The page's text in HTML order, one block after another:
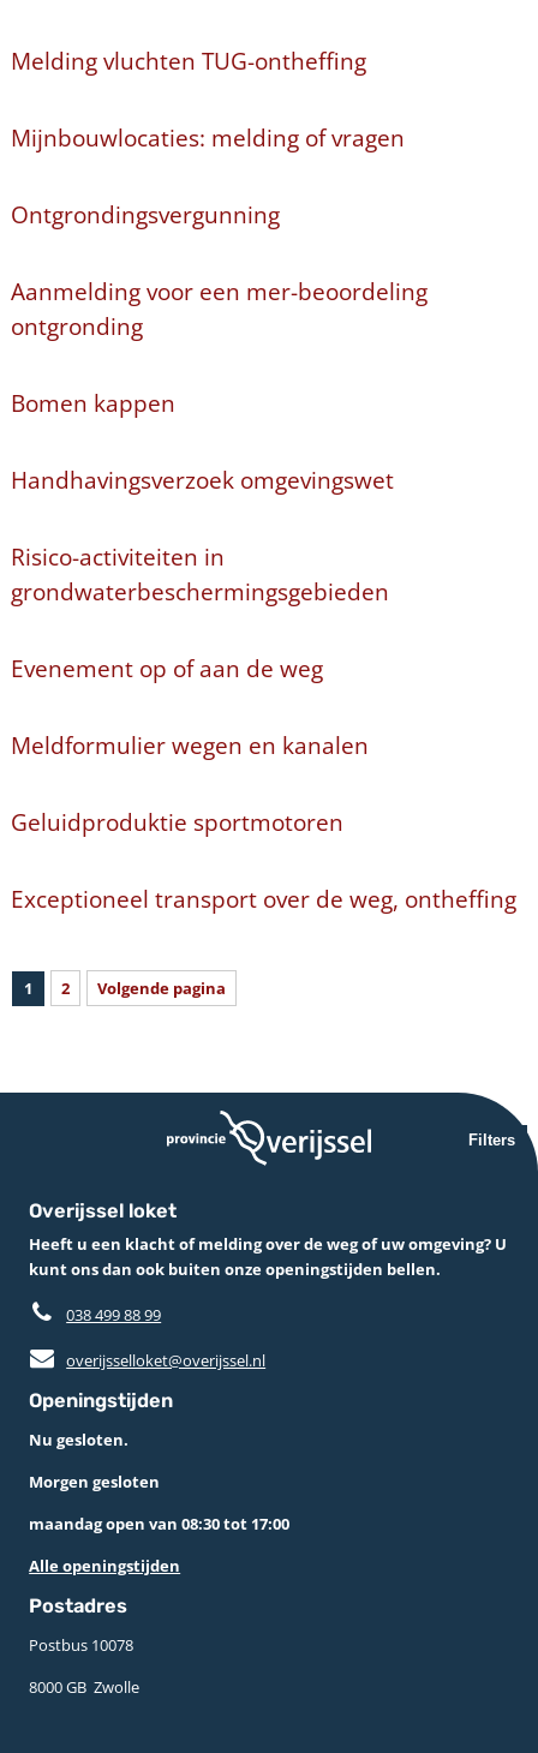
Melding vluchten TUG-ontheffing
Mijnbouwlocaties: melding of vragen
Ontgrondingsvergunning
Aanmelding voor een mer-beoordeling
ontgronding
Bomen kappen
Handhavingsverzoek omgevingswet
Risico-activiteiten in
grondwaterbeschermingsgebieden
Evenement op of aan de weg
Meldformulier wegen en kanalen
Geluidproduktie sportmotoren
Exceptioneel transport over de weg, ontheffing
1 2 Volgende pagina
Filters
Overijssel loket
Heeft u een klacht of melding over de weg of uw omgeving? U
kunt ons dan ook buiten onze openingstijden bellen.
038 499 88 99
overijsselloket@overijssel.nl
Openingstijden
Nu gesloten.
Morgen gesloten
maandag open van 08:30 tot 17:00
Alle openingstijden
Postadres
Postbus 10078 ­
8000 GB ­ Zwolle